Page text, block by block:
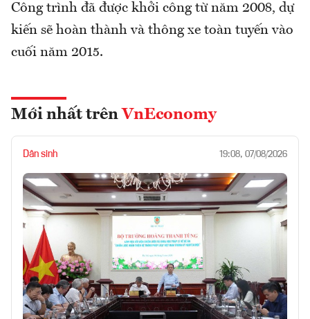
Công trình đã được khởi công từ năm 2008, dự
kiến sẽ hoàn thành và thông xe toàn tuyến vào
cuối năm 2015.
Mới nhất trên VnEconomy
Dân sinh 19:08, 07/08/2026